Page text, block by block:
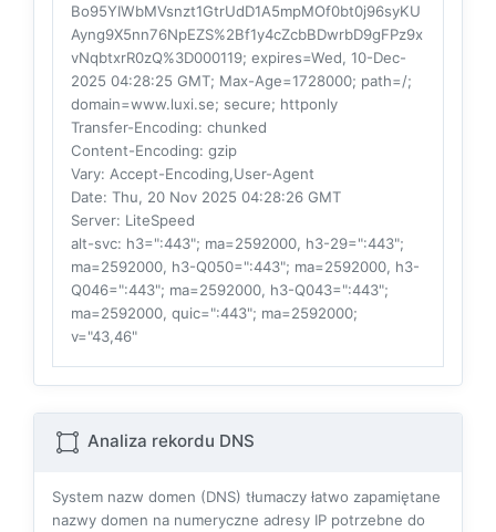
Bo95YIWbMVsnzt1GtrUdD1A5mpMOf0bt0j96syKU
Ayng9X5nn76NpEZS%2Bf1y4cZcbBDwrbD9gFPz9x
vNqbtxrR0zQ%3D000119; expires=Wed, 10-Dec-
2025 04:28:25 GMT; Max-Age=1728000; path=/;
domain=www.luxi.se; secure; httponly
Transfer-Encoding: chunked
Content-Encoding: gzip
Vary: Accept-Encoding,User-Agent
Date: Thu, 20 Nov 2025 04:28:26 GMT
Server: LiteSpeed
alt-svc: h3=":443"; ma=2592000, h3-29=":443";
ma=2592000, h3-Q050=":443"; ma=2592000, h3-
Q046=":443"; ma=2592000, h3-Q043=":443";
ma=2592000, quic=":443"; ma=2592000;
v="43,46"
Analiza rekordu DNS
System nazw domen (DNS) tłumaczy łatwo zapamiętane
nazwy domen na numeryczne adresy IP potrzebne do